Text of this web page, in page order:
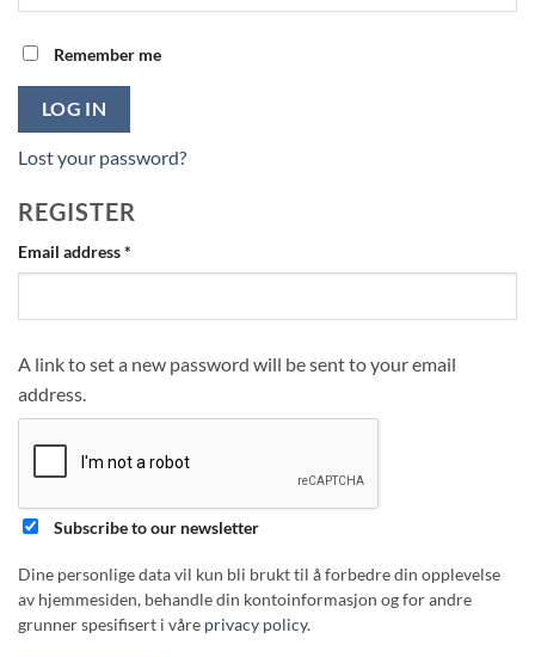
Remember me
LOG IN
Lost your password?
REGISTER
Email address*
A link to set a new password will be sent to your email
address.
Subscribe to our newsletter
Dine personlige data vil kun bli brukt til å forbedre din opplevelse
av hjemmesiden, behandle din kontoinformasjon og for andre
grunner spesifisert i våre privacy policy.